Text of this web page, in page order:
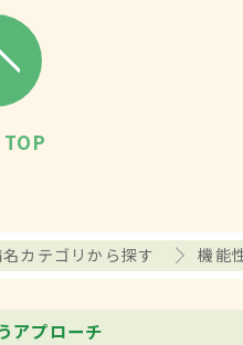
カテゴリから探す 機能
アプローチ